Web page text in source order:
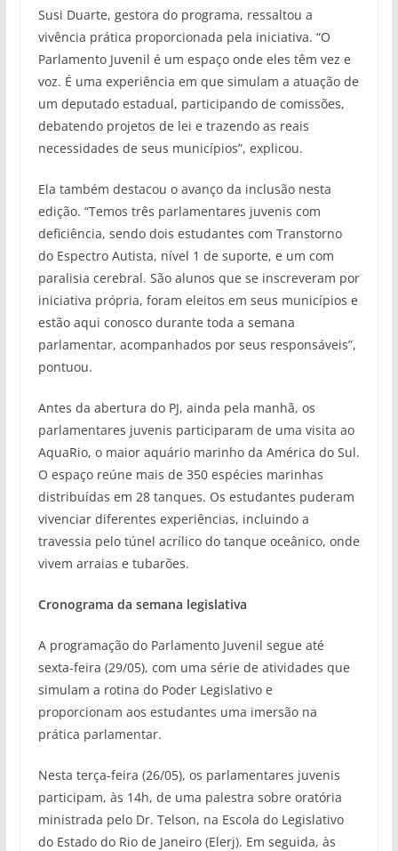
Susi Duarte, gestora do programa, ressaltou a
vivência prática proporcionada pela iniciativa. “O
Parlamento Juvenil é um espaço onde eles têm vez e
voz. É uma experiência em que simulam a atuação de
um deputado estadual, participando de comissões,
debatendo projetos de lei e trazendo as reais
necessidades de seus municípios”, explicou.
Ela também destacou o avanço da inclusão nesta
edição. “Temos três parlamentares juvenis com
deficiência, sendo dois estudantes com Transtorno
do Espectro Autista, nível 1 de suporte, e um com
paralisia cerebral. São alunos que se inscreveram por
iniciativa própria, foram eleitos em seus municípios e
estão aqui conosco durante toda a semana
parlamentar, acompanhados por seus responsáveis”,
pontuou.
Antes da abertura do PJ, ainda pela manhã, os
parlamentares juvenis participaram de uma visita ao
AquaRio, o maior aquário marinho da América do Sul.
O espaço reúne mais de 350 espécies marinhas
distribuídas em 28 tanques. Os estudantes puderam
vivenciar diferentes experiências, incluindo a
travessia pelo túnel acrílico do tanque oceânico, onde
vivem arraias e tubarões.
Cronograma da semana legislativa
A programação do Parlamento Juvenil segue até
sexta-feira (29/05), com uma série de atividades que
simulam a rotina do Poder Legislativo e
proporcionam aos estudantes uma imersão na
prática parlamentar.
Nesta terça-feira (26/05), os parlamentares juvenis
participam, às 14h, de uma palestra sobre oratória
ministrada pelo Dr. Telson, na Escola do Legislativo
do Estado do Rio de Janeiro (Elerj). Em seguida, às